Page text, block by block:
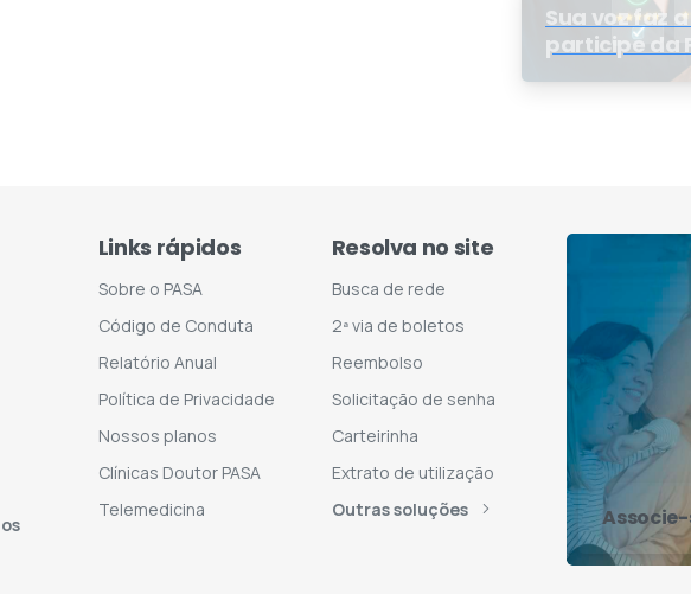
Sua voz faz
participe da
Satisfação
Links rápidos
Sobre o PASA
Código de Conduta
Relatório Anual
Política de Privacidade
Nossos planos
Clínicas Doutor PASA
Telemedicina
Resolva no site
Busca de rede
2ª via de boletos
Reembolso
Solicitação de senha
Carteirinha
Extrato de utilização
Outras soluções